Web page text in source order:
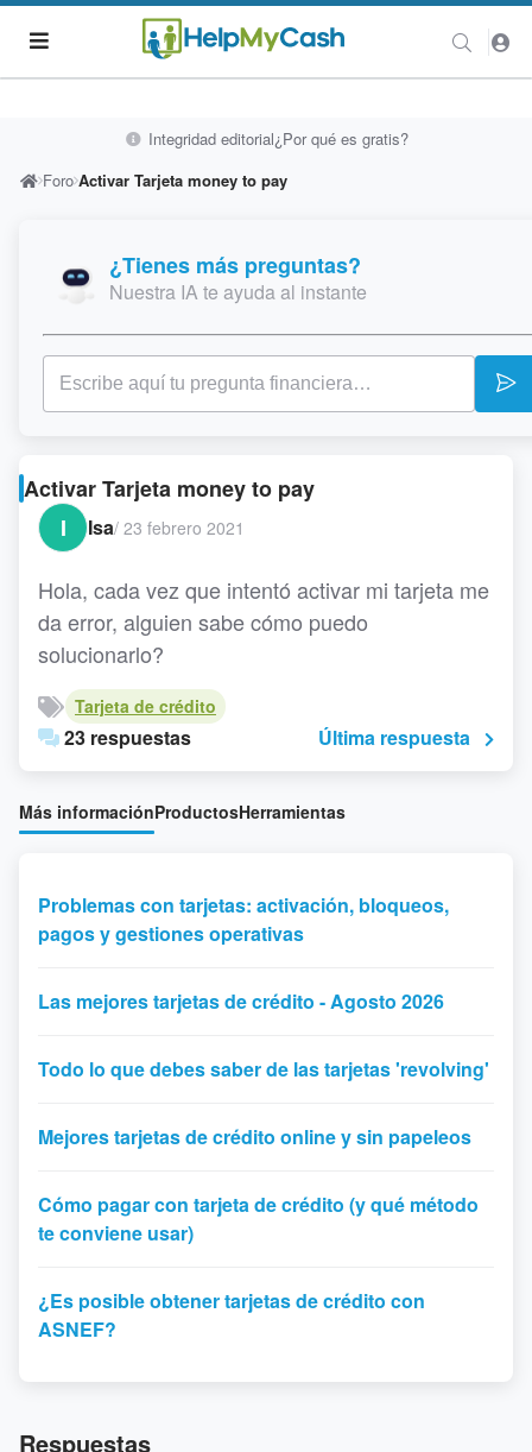
Integridad editorial¿Por qué es gratis?
Foro Activar Tarjeta money to pay
¿Tienes más preguntas?
Nuestra IA te ayuda al instante
Activar Tarjeta money to pay
I
Isa/ 23 febrero 2021
Hola, cada vez que intentó activar mi tarjeta me
da error, alguien sabe cómo puedo
solucionarlo?
Tarjeta de crédito
23 respuestas Última respuesta
Más informaciónProductosHerramientas
Problemas con tarjetas: activación, bloqueos,
pagos y gestiones operativas
Las mejores tarjetas de crédito - Agosto 2026
Todo lo que debes saber de las tarjetas 'revolving'
Mejores tarjetas de crédito online y sin papeleos
Cómo pagar con tarjeta de crédito (y qué método
te conviene usar)
¿Es posible obtener tarjetas de crédito con
ASNEF?
Respuestas